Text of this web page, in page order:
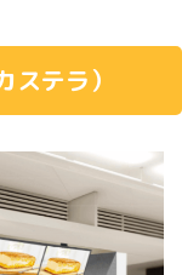
テラ）